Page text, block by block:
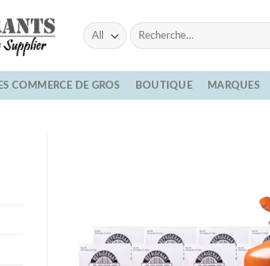
Recherche
pour :
COMMERCE DE GROS BOUTIQUE MARQUES